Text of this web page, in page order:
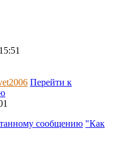
Перейти к
сообщению "Как